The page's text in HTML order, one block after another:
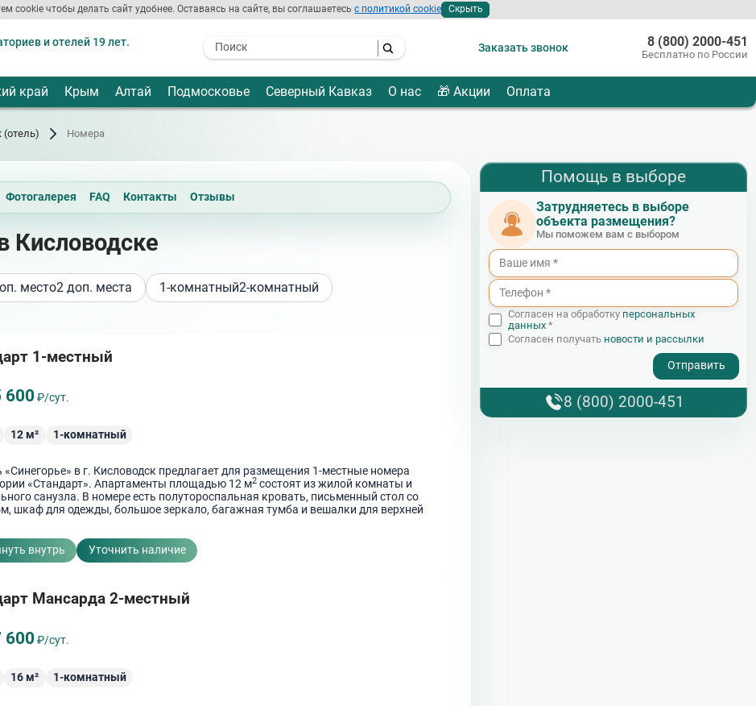
cookie чтобы делать сайт удобнее. Оставаясь на сайте, вы соглашаетесьс политикой cookie Скрыть
и отелей 19 лет.
- I agree to the processing of my
Заказать звонок 8 (800) 2000-451
Бесплатно по России
край Крым Алтай Подмосковье Северный Кавказ О нас 🎁 Акции Оплата
(отель) Номера
Фотогалерея FAQ Контакты Отзывы
Кисловодске
место2 доп. места 1-комнатный2-комнатный
1-местный
600 ₽/сут.
12м² 1-комнатный
«Синегорье» в г. Кисловодск предлагает для размещения 1-местные номера
«Стандарт». Апартаменты площадью 12 м2состоят из жилой комнаты и
санузла. В номере есть полутороспальная кровать, письменный стол со
шкаф для одежды, большое зеркало, багажная тумба и вешалки для верхней
внутрь
Уточнить наличие
Мансарда 2-местный
600 ₽/сут.
16м² 1-комнатный
Помощь в выборе
Затрудняетесь в выборе
объекта размещения?
Мы поможем вам с выбором
Согласен на обработку персональных
данных*
Согласен получать новости и рассылки
8 (800) 2000-451